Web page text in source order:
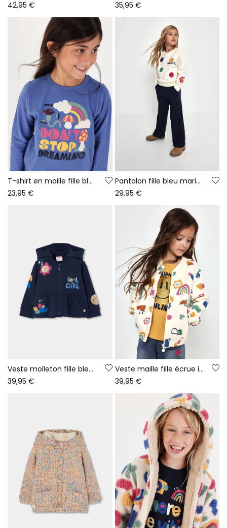
42,95 € 35,95 €
T-shirt en maille fille bleu imprimé arc-en-ciel
23,95 €
Pantalon fille bleu marine
29,95 €
Veste molleton fille bleu marine imprimé fleurs
39,95 €
Veste maille fille écrue imprimé multicolore
39,95 €